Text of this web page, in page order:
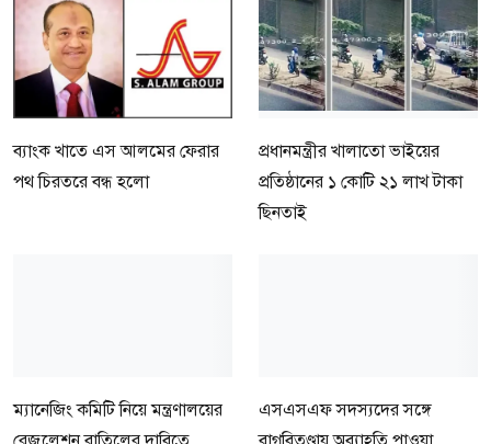
ব্যাংক খাতে এস আলমের ফেরার
পথ চিরতরে বন্ধ হলো
প্রধানমন্ত্রীর খালাতো ভাইয়ের
প্রতিষ্ঠানের ১ কোটি ২১ লাখ টাকা
ছিনতাই
ম্যানেজিং কমিটি নিয়ে মন্ত্রণালয়ের
এসএসএফ সদস্যদের সঙ্গে